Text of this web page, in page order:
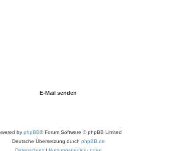
by phpBB® Forum Software © phpBB Limited
Deutsche Übersetzung durch phpBB.de